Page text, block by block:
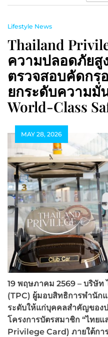
Lifestyle News
Thailand
ความปลอดภัยสู
ตรวจสอบคัดกร
ยกระดับความมั่
World-Class
MAY 28, 2026
19 พฤษภาคม 2569 – บริษัท
(TPC) ผู้มอบสิทธิการพำนัก
ระดับให้แก่บุคคลสำคัญของป
โครงการบัตรสมาชิก “ไทย
Privilege Card) ภายใต้กา